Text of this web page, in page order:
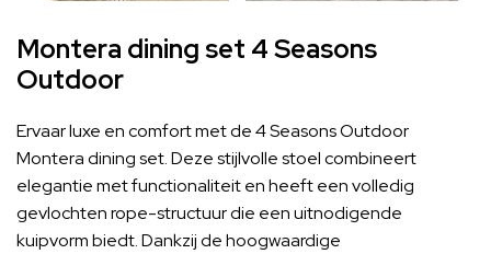
Montera dining set 4 Seasons
Outdoor
Ervaar luxe en comfort met de 4 Seasons Outdoor
Montera dining set. Deze stijlvolle stoel combineert
elegantie met functionaliteit en heeft een volledig
gevlochten rope-structuur die een uitnodigende
kuipvorm biedt. Dankzij de hoogwaardige